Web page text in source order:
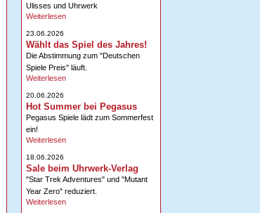
Ulisses und Uhrwerk
Weiterlesen
23.06.2026
Wählt das Spiel des Jahres!
Die Abstimmung zum "Deutschen
Spiele Preis" läuft.
Weiterlesen
20.06.2026
Hot Summer bei Pegasus
Pegasus Spiele lädt zum Sommerfest
ein!
Weiterlesen
18.06.2026
Sale beim Uhrwerk-Verlag
"Star Trek Adventures" und "Mutant
Year Zero" reduziert.
Weiterlesen